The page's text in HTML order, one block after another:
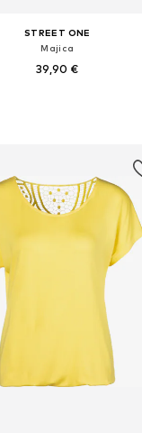
STREET ONE
Majica
39,90 €